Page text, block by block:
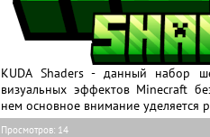
KUDA Shaders - данный набор
визуальных эффектов Minecraft
нем основное внимание уделяется
Просмотров: 14